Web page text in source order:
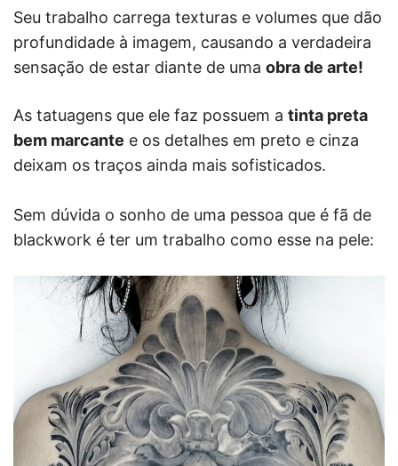
Seu trabalho carrega texturas e volumes que dão
profundidade à imagem, causando a verdadeira
sensação de estar diante de uma obra de arte!
As tatuagens que ele faz possuem a tinta preta
bem marcante e os detalhes em preto e cinza
deixam os traços ainda mais sofisticados.
Sem dúvida o sonho de uma pessoa que é fã de
blackwork é ter um trabalho como esse na pele: